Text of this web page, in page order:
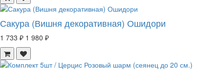
Сакура (Вишня декоративная) Ошидори
1 733 ₽ 1 980 ₽